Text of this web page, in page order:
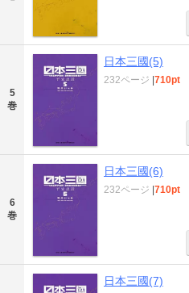
5
巻
日本三國(5)
232ページ 710pt
6
巻
日本三國(6)
232ページ 710pt
日本三國(7)